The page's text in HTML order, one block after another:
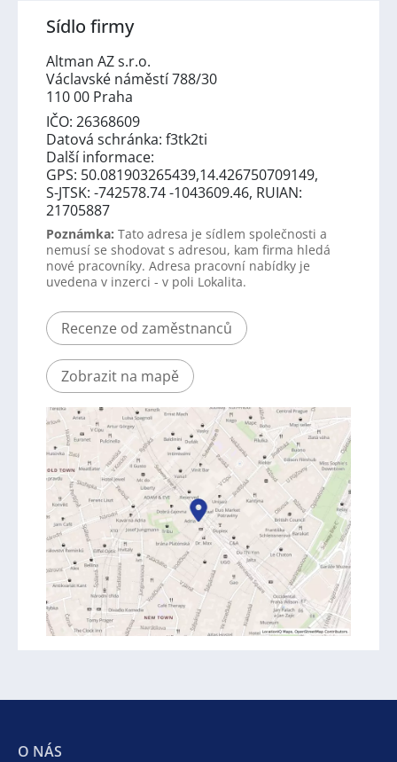
Sídlo firmy
Altman AZ s.r.o.
Václavské náměstí 788/30
110 00 Praha
IČO: 26368609
Datová schránka: f3tk2ti
Další informace:
GPS: 50.081903265439,14.426750709149,
S-JTSK: -742578.74 -1043609.46, RUIAN:
21705887
Poznámka: Tato adresa je sídlem společnosti a
nemusí se shodovat s adresou, kam firma hledá
nové pracovníky. Adresa pracovní nabídky je
uvedena v inzerci - v poli Lokalita.
Recenze od zaměstnanců
Zobrazit na mapě
O NÁS